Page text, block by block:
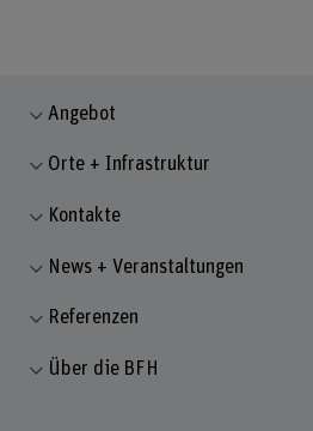
Angebot
Orte + Infrastruktur
Kontakte
News + Veranstaltungen
Referenzen
Über die BFH